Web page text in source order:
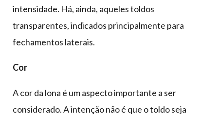
intensidade. Há, ainda, aqueles toldos
transparentes, indicados principalmente para
fechamentos laterais.
Cor
A cor da lona é um aspecto importante a ser
considerado. A intenção não é que o toldo seja